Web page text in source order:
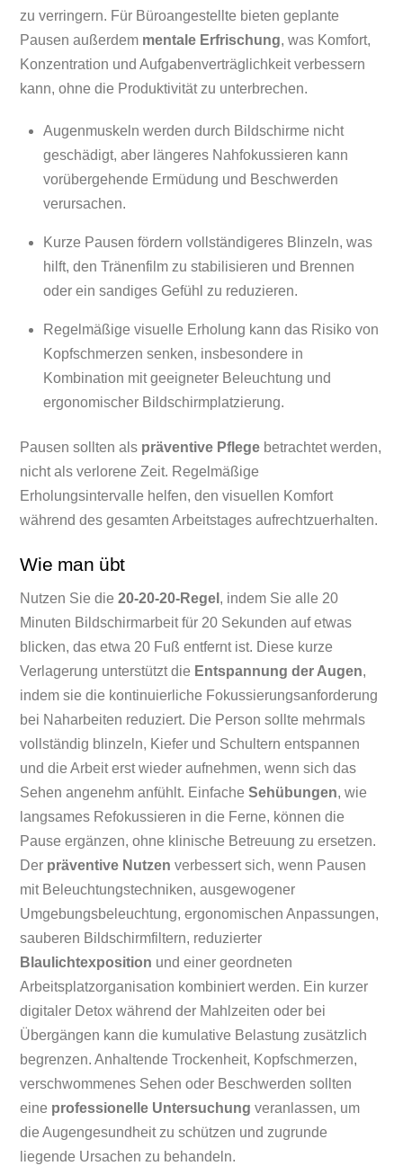
zu verringern. Für Büroangestellte bieten geplante
Pausen außerdem mentale Erfrischung, was Komfort,
Konzentration und Aufgabenverträglichkeit verbessern
kann, ohne die Produktivität zu unterbrechen.
Augenmuskeln werden durch Bildschirme nicht
geschädigt, aber längeres Nahfokussieren kann
vorübergehende Ermüdung und Beschwerden
verursachen.
Kurze Pausen fördern vollständigeres Blinzeln, was
hilft, den Tränenfilm zu stabilisieren und Brennen
oder ein sandiges Gefühl zu reduzieren.
Regelmäßige visuelle Erholung kann das Risiko von
Kopfschmerzen senken, insbesondere in
Kombination mit geeigneter Beleuchtung und
ergonomischer Bildschirmplatzierung.
Pausen sollten als präventive Pflege betrachtet werden,
nicht als verlorene Zeit. Regelmäßige
Erholungsintervalle helfen, den visuellen Komfort
während des gesamten Arbeitstages aufrechtzuerhalten.
Wie man übt
Nutzen Sie die20-20-20-Regel , indem Sie alle 20
Minuten Bildschirmarbeit für 20 Sekunden auf etwas
blicken, das etwa 20 Fuß entfernt ist. Diese kurze
Verlagerung unterstützt die Entspannung der Augen,
indem sie die kontinuierliche Fokussierungsanforderung
bei Naharbeiten reduziert. Die Person sollte mehrmals
vollständig blinzeln, Kiefer und Schultern entspannen
und die Arbeit erst wieder aufnehmen, wenn sich das
Sehen angenehm anfühlt. EinfacheSehübungen, wie
langsames Refokussieren in die Ferne, können die
Pause ergänzen, ohne klinische Betreuung zu ersetzen.
Der präventive Nutzen verbessert sich, wenn Pausen
mit Beleuchtungstechniken, ausgewogener
Umgebungsbeleuchtung, ergonomischen Anpassungen,
sauberen Bildschirmfiltern, reduzierter
Blaulichtexposition und einer geordneten
Arbeitsplatzorganisation kombiniert werden. Ein kurzer
digitaler Detox während der Mahlzeiten oder bei
Übergängen kann die kumulative Belastung zusätzlich
begrenzen. Anhaltende Trockenheit, Kopfschmerzen,
verschwommenes Sehen oder Beschwerden sollten
eine professionelle Untersuchung veranlassen, um
die Augengesundheit zu schützen und zugrunde
liegende Ursachen zu behandeln.